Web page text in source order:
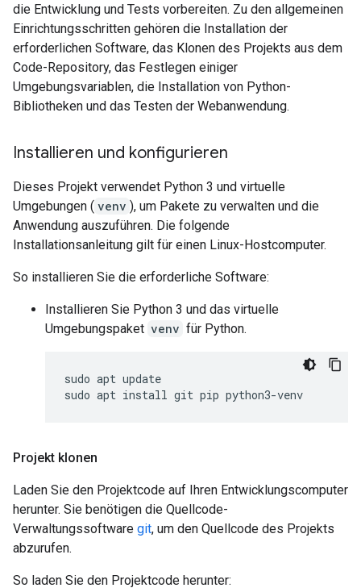
die Entwicklung und Tests vorbereiten. Zu den allgemeinen
Einrichtungsschritten gehören die Installation der
erforderlichen Software, das Klonen des Projekts aus dem
Code-Repository, das Festlegen einiger
Umgebungsvariablen, die Installation von Python-
Bibliotheken und das Testen der Webanwendung.
Installieren und konfigurieren
Dieses Projekt verwendet Python 3 und virtuelle
Umgebungen ( venv ), um Pakete zu verwalten und die
Anwendung auszuführen. Die folgende
Installationsanleitung gilt für einen Linux-Hostcomputer.
So installieren Sie die erforderliche Software:
Installieren Sie Python 3 und das virtuelle
Umgebungspaket venv für Python.
sudo apt update
Projekt klonen
Laden Sie den Projektcode auf Ihren Entwicklungscomputer
herunter. Sie benötigen die Quellcode-
Verwaltungssoftware git, um den Quellcode des Projekts
abzurufen.
So laden Sie den Projektcode herunter: